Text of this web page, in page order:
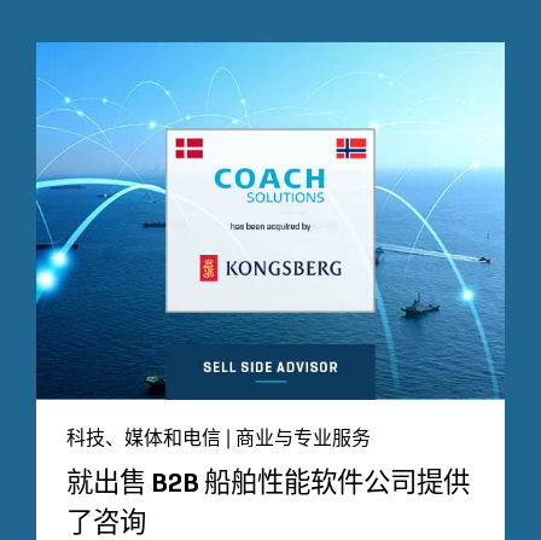
科技、媒体和电信 | 商业与专业服务
就出售 B2B 船舶性能软件公司提供
了咨询